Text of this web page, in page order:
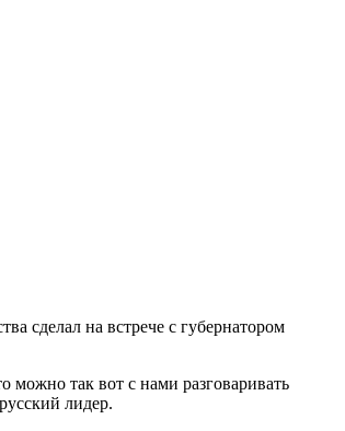
сделал на встрече с губернатором
можно так вот с нами разговаривать
лидер.